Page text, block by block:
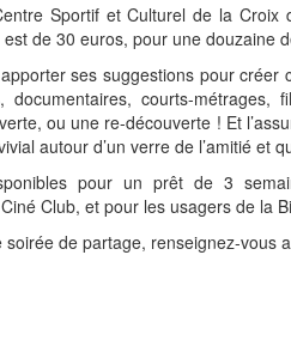
Sportif et Culturel de la Croix
de 30 euros, pour une douzaine
ses suggestions pour créer
documentaires, courts-
ou une re-découverte ! Et
autour d’un verre de l’amitié et
pour un prêt de 3
Club, et pour les usagers de la
de partage, renseignez-vous